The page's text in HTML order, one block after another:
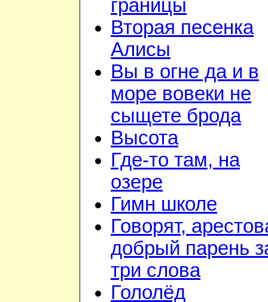
границы
Вторая песенка
Алисы
Вы в огне да и в
море вовеки не
сыщете брода
Высота
Где-то там, на
озере
Гимн школе
Говорят,
добрый парень
три слова
Гололёд